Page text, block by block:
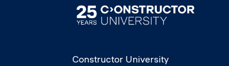
Image
Constructor University